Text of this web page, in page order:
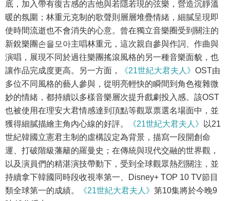
底，加入帶有復古感的吉他與若隱若現的弦樂，營造沉靜溫
暖的氛圍；林重元克制的歌聲則層層堆疊情緒，細膩呈現即
使時間流逝也不會消失的心意。曾在獨立音樂圈受到關注的
新銳樂團손을모아主唱林重元，這次親自參與作詞、作曲與
演唱，展現不同於過往樂團搖滾風格的另一種音樂面貌，也
讓作品完成度更高。另一方面，
《21世紀大君夫人》 OST由
多位不同風格的藝人參與，從明亮輕快的瞬間到角色複雜微
妙的情緒，都持續以多樣音樂層次提升戲劇投入感。該OST
也被使用在理安大君情感達到頂點等觀眾票選名場面中，並
獲得細膩描繪主角內心線的好評。
《21世紀大君夫人》
以21
世紀韓國立憲君主制的虛構設定為背景，描寫一段開創命
運、打破階級藩籬的羅曼史；在傳統與現代交融的世界觀，
以及演員們的精湛演技帶動下，受到全球觀眾熱烈關注，並
持續拿下韓國同時段收視率第一、Disney+ TOP 10 TV節目
類全球第一的成績。
《21世紀大君夫人》 第10集將於今晚9